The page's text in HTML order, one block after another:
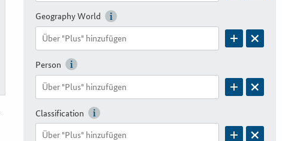
Geography World
Person
Classification